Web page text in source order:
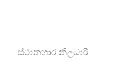
ස්ථානභාර නිලධාරී